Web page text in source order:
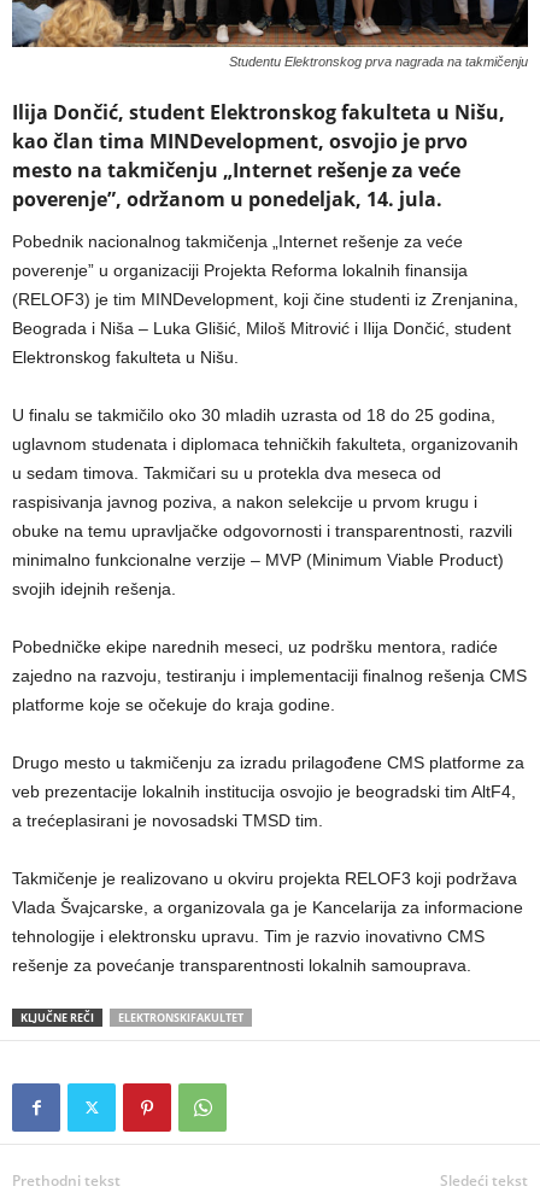
Studentu Elektronskog prva nagrada na takmičenju
Ilija Dončić, student Elektronskog fakulteta u Nišu,
kao član tima MINDevelopment, osvojio je prvo
mesto na takmičenju „Internet rešenje za veće
poverenje”, održanom u ponedeljak, 14. jula.
Pobednik nacionalnog takmičenja „Internet rešenje za veće
poverenje” u organizaciji Projekta Reforma lokalnih finansija
(RELOF3) je tim MINDevelopment, koji čine studenti iz Zrenjanina,
Beograda i Niša – Luka Glišić, Miloš Mitrović i Ilija Dončić, student
Elektronskog fakulteta u Nišu.
U finalu se takmičilo oko 30 mladih uzrasta od 18 do 25 godina,
uglavnom studenata i diplomaca tehničkih fakulteta, organizovanih
u sedam timova. Takmičari su u protekla dva meseca od
raspisivanja javnog poziva, a nakon selekcije u prvom krugu i
obuke na temu upravljačke odgovornosti i transparentnosti, razvili
minimalno funkcionalne verzije – MVP (Minimum Viable Product)
svojih idejnih rešenja.
Pobedničke ekipe narednih meseci, uz podršku mentora, radiće
zajedno na razvoju, testiranju i implementaciji finalnog rešenja CMS
platforme koje se očekuje do kraja godine.
Drugo mesto u takmičenju za izradu prilagođene CMS platforme za
veb prezentacije lokalnih institucija osvojio je beogradski tim AltF4,
a trećeplasirani je novosadski TMSD tim.
Takmičenje je realizovano u okviru projekta RELOF3 koji podržava
Vlada Švajcarske, a organizovala ga je Kancelarija za informacione
tehnologije i elektronsku upravu. Tim je razvio inovativno CMS
rešenje za povećanje transparentnosti lokalnih samouprava.
KLJUČNE REČI ELEKTRONSKIFAKULTET
Prethodni tekst Sledeći tekst